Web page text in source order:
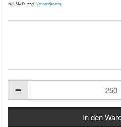
inkl. MwSt. zzgl. Versandkosten